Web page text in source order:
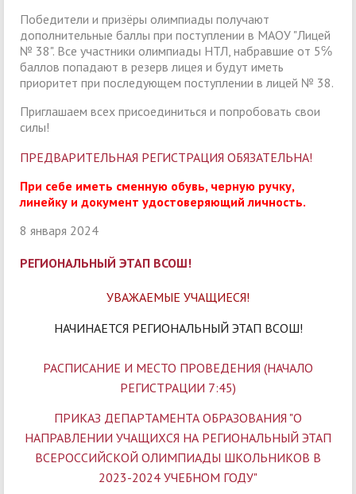
Победители и призёры олимпиады получают
дополнительные баллы при поступлении в МАОУ "Лицей
№ 38". Все участники олимпиады НТЛ, набравшие от 5℅
баллов попадают в резерв лицея и будут иметь
приоритет при последующем поступлении в лицей № 38.
Приглашаем всех присоединиться и попробовать свои
силы!
ПРЕДВАРИТЕЛЬНАЯ РЕГИСТРАЦИЯ ОБЯЗАТЕЛЬНА!
При себе иметь сменную обувь, черную ручку,
линейку и документ удостоверяющий личность.
8 января 2024
РЕГИОНАЛЬНЫЙ ЭТАП ВСОШ!
УВАЖАЕМЫЕ УЧАЩИЕСЯ!
НАЧИНАЕТСЯ РЕГИОНАЛЬНЫЙ ЭТАП ВСОШ!
РАСПИСАНИЕ И МЕСТО ПРОВЕДЕНИЯ (НАЧАЛО
РЕГИСТРАЦИИ 7:45)
ПРИКАЗ ДЕПАРТАМЕНТА ОБРАЗОВАНИЯ "О
НАПРАВЛЕНИИ УЧАЩИХСЯ НА РЕГИОНАЛЬНЫЙ ЭТАП
ВСЕРОССИЙСКОЙ ОЛИМПИАДЫ ШКОЛЬНИКОВ В
2023-2024 УЧЕБНОМ ГОДУ"